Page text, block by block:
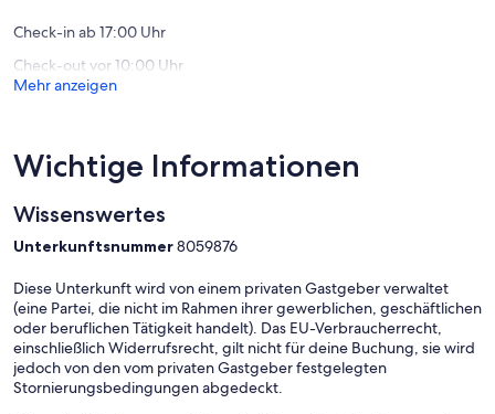
Check-in ab 17:00 Uhr
Check-out vor 10:00 Uhr
Mehr anzeigen
Wichtige Informationen
Wissenswertes
Unterkunftsnummer8059876
Diese Unterkunft wird von einem privaten Gastgeber verwaltet
(eine Partei, die nicht im Rahmen ihrer gewerblichen, geschäftlichen
oder beruflichen Tätigkeit handelt). Das EU-Verbraucherrecht,
einschließlich Widerrufsrecht, gilt nicht für deine Buchung, sie wird
jedoch von den vom privaten Gastgeber festgelegten
Stornierungsbedingungen abgedeckt.